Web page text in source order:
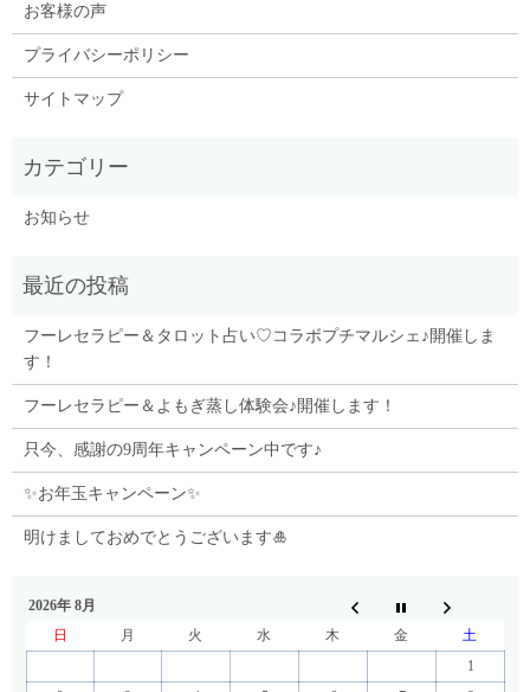
お客様の声
プライバシーポリシー
サイトマップ
お知らせ
フーレセラピー＆タロット占い♡コラボプチマルシェ♪開催しま
す！
フーレセラピー＆よもぎ蒸し体験会♪開催します！
只今、感謝の9周年キャンペーン中です♪
✨お年玉キャンペーン✨
明けましておめでとうございます🎍
2026年 8月
日
月 火 水 木 金
土
1